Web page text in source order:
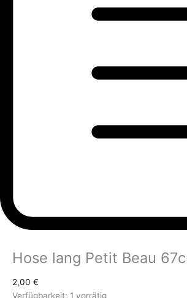
Hose lang Petit Beau
2,00 €
Verfügbarkeit: 1 vorrätig